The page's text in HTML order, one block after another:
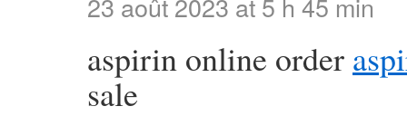
aspirin online order
sale